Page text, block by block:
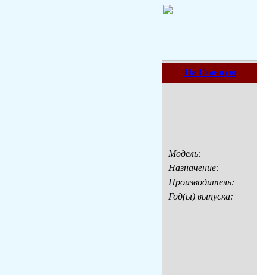
На Главную
Модель:
Назначение:
Производитель:
Год(ы) выпуска: